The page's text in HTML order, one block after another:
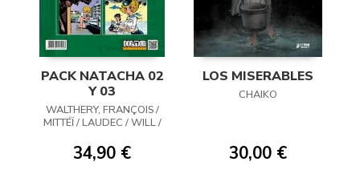
PACK NATACHA 02
Y 03
WALTHERY, FRANÇOIS /
MITTÉÏ / LAUDEC / WILL /
34,90 €
LOS MISERABLES
CHAIKO
30,00 €